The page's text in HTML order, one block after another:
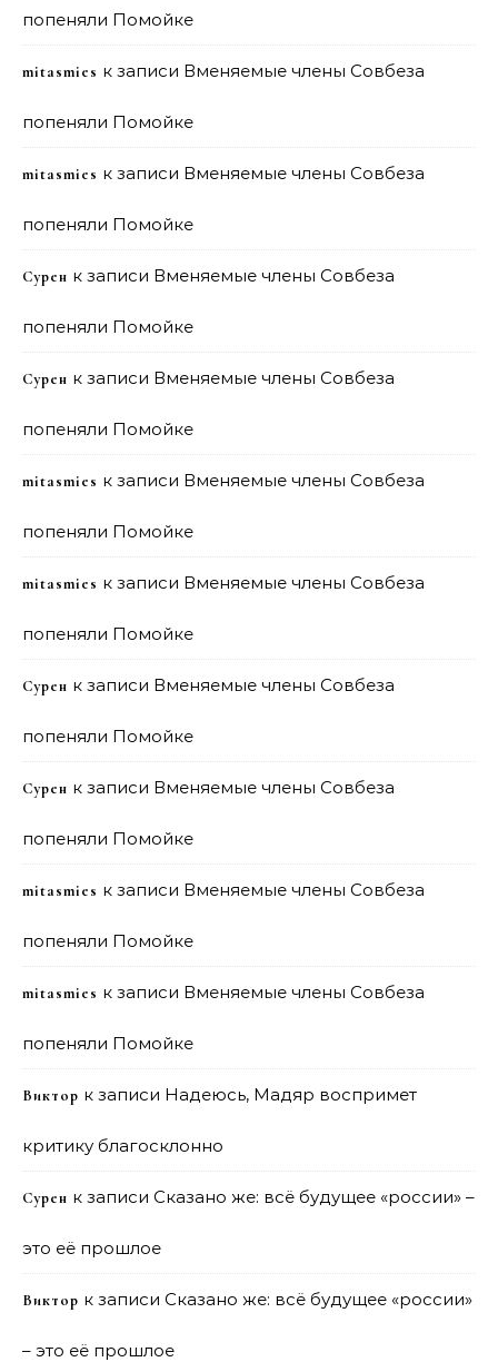
попеняли Помойке
mitasmies к записи Вменяемые члены Совбеза
попеняли Помойке
mitasmies к записи Вменяемые члены Совбеза
попеняли Помойке
Сурен к записи Вменяемые члены Совбеза
попеняли Помойке
Сурен к записи Вменяемые члены Совбеза
попеняли Помойке
mitasmies к записи Вменяемые члены Совбеза
попеняли Помойке
mitasmies к записи Вменяемые члены Совбеза
попеняли Помойке
Сурен к записи Вменяемые члены Совбеза
попеняли Помойке
Сурен к записи Вменяемые члены Совбеза
попеняли Помойке
mitasmies к записи Вменяемые члены Совбеза
попеняли Помойке
mitasmies к записи Вменяемые члены Совбеза
попеняли Помойке
Виктор к записи Надеюсь, Мадяр воспримет
критику благосклонно
Сурен к записи Сказано же: всё будущее «россии» –
это её прошлое
Виктор к записи Сказано же: всё будущее «россии»
– это её прошлое